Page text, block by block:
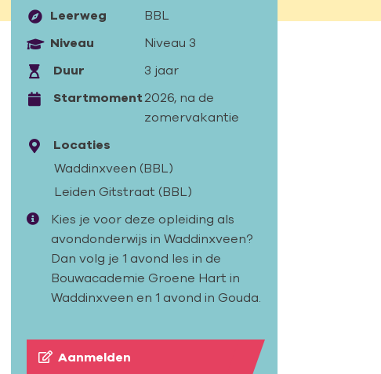
Leerweg
BBL
Niveau
Niveau 3
Duur
3 jaar
Startmoment2026, na de
zomervakantie
Locaties
Waddinxveen (BBL)
Leiden Gitstraat (BBL)
Kies je voor deze opleiding als
avondonderwijs in Waddinxveen?
Dan volg je 1 avond les in de
Bouwacademie Groene Hart in
Waddinxveen en 1 avond in Gouda.
Aanmelden